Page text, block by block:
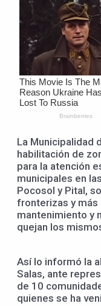
La Municipalidad
habilitación de
para la atención
municipales en
Pocosol y Pital,
fronterizas y más
mantenimiento y
quejan los
Así lo informó la
Salas, ante
de 10
quienes se ha